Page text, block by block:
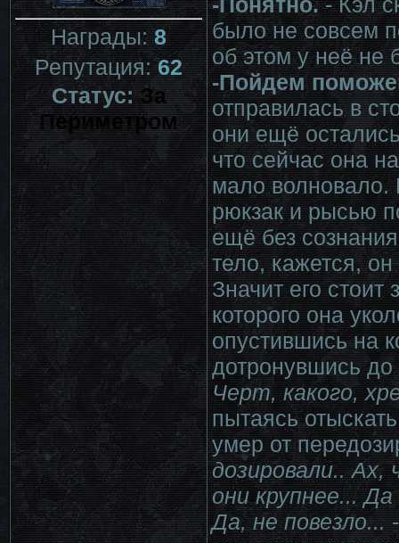
Награды:8
Репутация:62
Статус:За
Периметром
было не совсем
об этом у неё не
-Пойдем
отправилась в
они ещё
что сейчас она
мало волновало.
рюкзак и рысью
ещё без
тело, кажется,
Значит его
которого она
опустившись на
дотронувшись до
Черт, какого,
пытаясь
умер от
дозировали.. Ах,
они крупнее...
Да, не повезло...-